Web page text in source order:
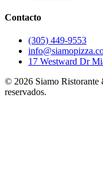
Contacto
(305) 449-9553
17 Westward Dr
© 2026 Siamo Ristorante
reservados.